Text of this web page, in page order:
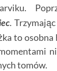
.
to
tomów.